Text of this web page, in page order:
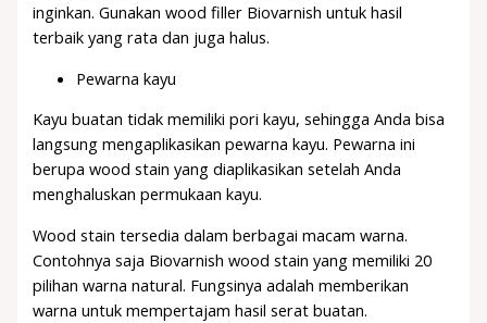
inginkan. Gunakan wood filler Biovarnish untuk hasil
terbaik yang rata dan juga halus.
Pewarna kayu
Kayu buatan tidak memiliki pori kayu, sehingga Anda bisa
langsung mengaplikasikan pewarna kayu. Pewarna ini
berupa wood stain yang diaplikasikan setelah Anda
menghaluskan permukaan kayu.
Wood stain tersedia dalam berbagai macam warna.
Contohnya saja Biovarnish wood stain yang memiliki 20
pilihan warna natural. Fungsinya adalah memberikan
warna untuk mempertajam hasil serat buatan.